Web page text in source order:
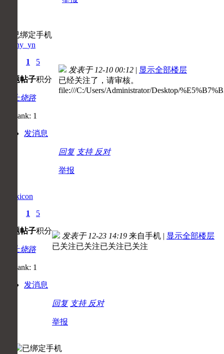
kenny_yn
主题
1
帖子
5
积分
初上烧路
发消息
发表于 12-10 00:12 | 显示全部楼层
已经关注了，请审核。
file:///C:/Users/Administrator/Desktop/
回复 支持 反对
举报
angkicon
主题
1
帖子
5
积分
初上烧路
发消息
发表于 12-23 14:19 来自手机 | 显示全部楼层
已关注已关注已关注已关注
回复 支持 反对
举报